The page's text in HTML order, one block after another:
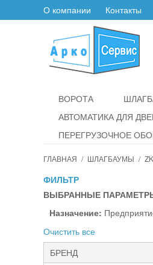
О компании Контакты
ВОРОТА
АВТОМАТИКА ДЛЯ
ПЕРЕГРУЗОЧНОЕ
ГЛАВНАЯ / ШЛАГБАУМЫ /
ФИЛЬТР
ВЫБРАННЫЕ
Назначение:
Очистить все
БРЕНД